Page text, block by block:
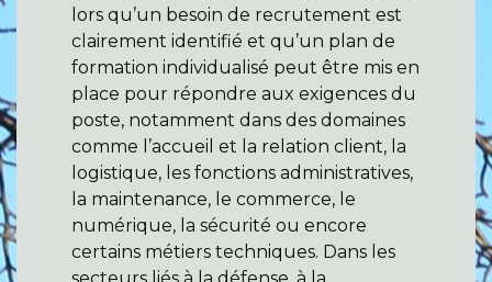
lors qu’un besoin de recrutement est
clairement identifié et qu’un plan de
formation individualisé peut être mis en
place pour répondre aux exigences du
poste, notamment dans des domaines
comme l’accueil et la relation client, la
logistique, les fonctions administratives,
la maintenance, le commerce, le
numérique, la sécurité ou encore
certains métiers techniques. Dans les